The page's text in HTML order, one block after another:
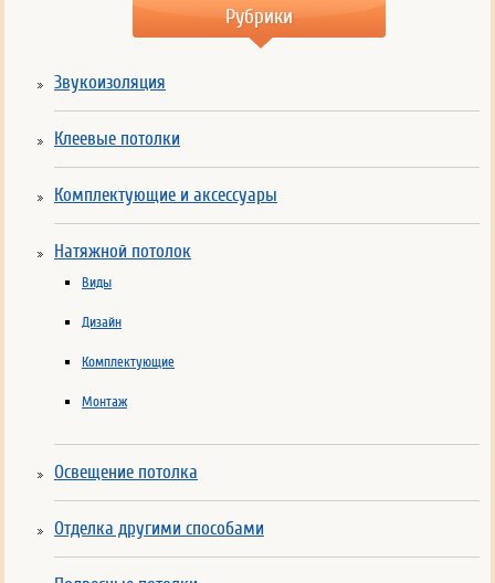
Рубрики
Звукоизоляция
Клеевые потолки
Комплектующие и аксессуары
Натяжной потолок
Виды
Дизайн
Комплектующие
Монтаж
Освещение потолка
Отделка другими способами